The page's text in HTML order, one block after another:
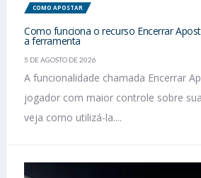
COMO APOSTAR
Como funciona o recurso Encerrar
a ferramenta
5 DE AGOSTO DE 2026
A funcionalidade chamada Encerrar
jogador com maior controle sobre
veja como utilizá-la....